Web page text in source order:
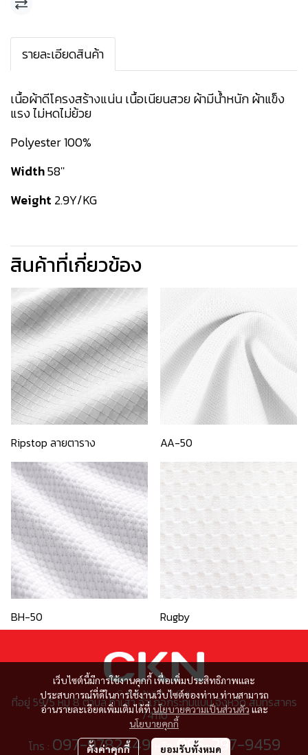
รายละเอียดสินค้า
เนื้อผ้าดีโครงสร้างแน่น เนื้อเนียนสวย ผ้ามีน้ำหนัก ผ้าแข็ง
แรง ไม่หดไม่ย้วย
Polyester 100%
Width58''
Weight 2.9Y/KG
สินค้าที่เกี่ยวข้อง
Ripstop ลายตาราง AA-50
BH-50 Rugby
เว็บไซต์นี้มีการใช้งานคุกกี้ เพื่อเพิ่มประสิทธิภาพและ
ประสบการณ์ที่ดีในการใช้งานเว็บไซต์ของท่าน ท่านสามารถ
อ่านรายละเอียดเพิ่มเติมได้ที่นโยบายความเป็นส่วนตัวและ
นโยบายคุกกี้
ตั้งค่าคุกกี้ ยอมรับทั้งหมด
ที่อยู่ 59/5 หมู่ 8 ตำบล ท่าเสา อำเภอกระทุ่มแบน จังหวัด สมุทรสาคร
74110
โทร : 097-9782449 หรือ095-297-9459